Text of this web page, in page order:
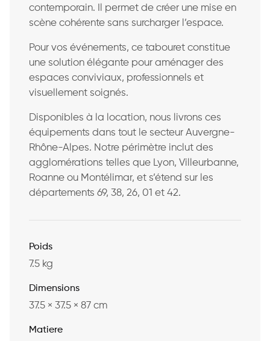
contemporain. Il permet de créer une mise en
scène cohérente sans surcharger l’espace.
Pour vos événements, ce tabouret constitue
une solution élégante pour aménager des
espaces conviviaux, professionnels et
visuellement soignés.
Disponibles à la location, nous livrons ces
équipements dans tout le secteur Auvergne-
Rhône-Alpes. Notre périmètre inclut des
agglomérations telles que Lyon, Villeurbanne,
Roanne ou Montélimar, et s’étend sur les
départements 69, 38, 26, 01 et 42.
Poids
7.5 kg
Dimensions
37.5 × 37.5 × 87 cm
Matiere